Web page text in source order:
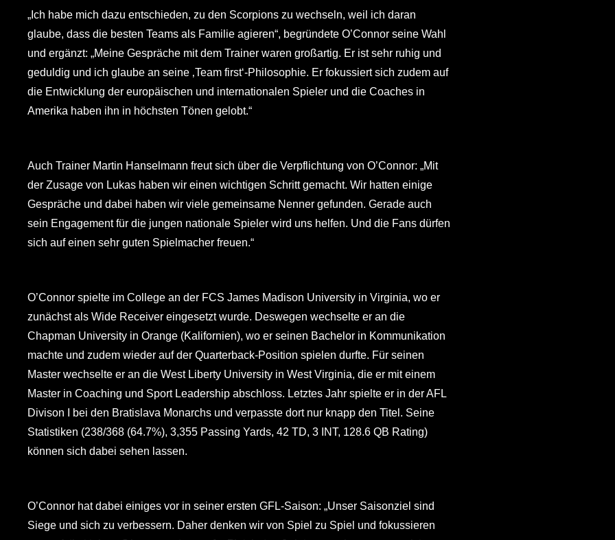
„Ich habe mich dazu entschieden, zu den Scorpions zu wechseln, weil ich daran
glaube, dass die besten Teams als Familie agieren“, begründete O’Connor seine Wahl
und ergänzt: „Meine Gespräche mit dem Trainer waren großartig. Er ist sehr ruhig und
geduldig und ich glaube an seine ‚Team first‘-Philosophie. Er fokussiert sich zudem auf
die Entwicklung der europäischen und internationalen Spieler und die Coaches in
Amerika haben ihn in höchsten Tönen gelobt.“
Auch Trainer Martin Hanselmann freut sich über die Verpflichtung von O’Connor: „Mit
der Zusage von Lukas haben wir einen wichtigen Schritt gemacht. Wir hatten einige
Gespräche und dabei haben wir viele gemeinsame Nenner gefunden. Gerade auch
sein Engagement für die jungen nationale Spieler wird uns helfen. Und die Fans dürfen
sich auf einen sehr guten Spielmacher freuen.“
O’Connor spielte im College an der FCS James Madison University in Virginia, wo er
zunächst als Wide Receiver eingesetzt wurde. Deswegen wechselte er an die
Chapman University in Orange (Kalifornien), wo er seinen Bachelor in Kommunikation
machte und zudem wieder auf der Quarterback-Position spielen durfte. Für seinen
Master wechselte er an die West Liberty University in West Virginia, die er mit einem
Master in Coaching und Sport Leadership abschloss. Letztes Jahr spielte er in der AFL
Divison I bei den Bratislava Monarchs und verpasste dort nur knapp den Titel. Seine
Statistiken (238/368 (64.7%), 3,355 Passing Yards, 42 TD, 3 INT, 128.6 QB Rating)
können sich dabei sehen lassen.
O’Connor hat dabei einiges vor in seiner ersten GFL-Saison: „Unser Saisonziel sind
Siege und sich zu verbessern. Daher denken wir von Spiel zu Spiel und fokussieren